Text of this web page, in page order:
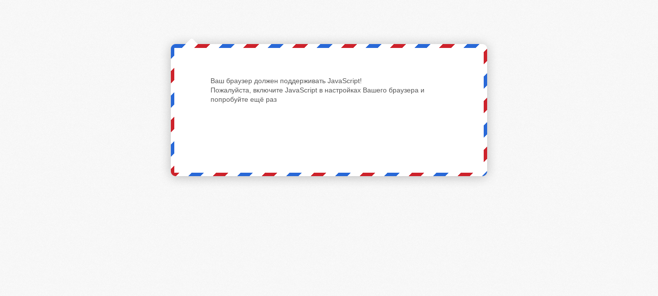
Ваш браузер должен поддерживать JavaScript!
Пожалуйста, включите JavaScript в настройках Вашего браузера и
попробуйте ещё раз